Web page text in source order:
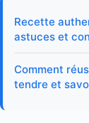
Recette
astuces et
Comment
tendre et